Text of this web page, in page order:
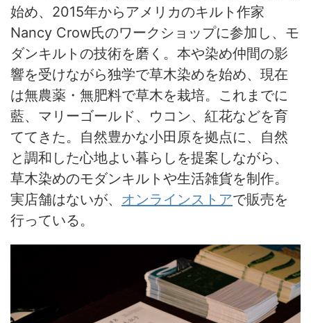
始め、2015年からアメリカのキルト作家
Nancy Crow氏のワークショップに参加し、モ
ダンキルトの技術を磨く。本や染め仲間の影
響を受けながら独学で草木染めを始め、現在
は無農薬・無肥料で草木を栽培。これまでに
藍、マリーゴールド、ウコン、紅花などを育
ててきた。自然豊かな小田原を拠点に、自然
と調和した心地よい暮らしを提案しながら、
草木染めのモダンキルトや生活雑貨を制作。
実店舗はないが、 オンラインストアで販売を
行っている。